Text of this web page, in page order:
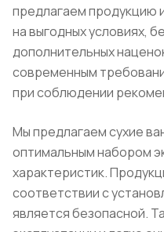
предлагаем продукцию
на выгодных условиях,
дополнительных
современным
при соблюдении
Мы предлагаем сухие
оптимальным набором
характеристик.
соответствии с
является безопасной.